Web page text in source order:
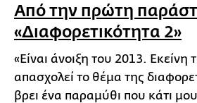
Από την πρώτη
«Διαφορετικότητα 2»
«Είναι άνοιξη του 2013. Εκείνη
απασχολεί το θέμα της
βρει ένα παραμύθι που κάτι